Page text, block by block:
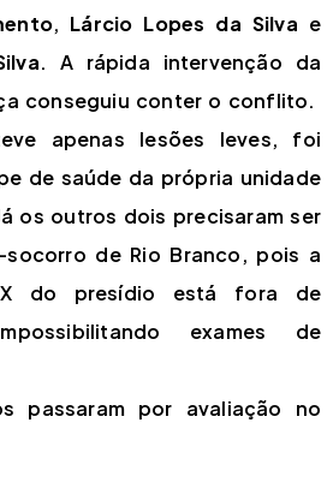
, Lárcio Lopes da Silva e
. A rápida intervenção da
conseguiu conter o conflito.
apenas lesões leves, foi
de saúde da própria unidade
os outros dois precisaram ser
de Rio Branco, pois a
X do presídio está fora de
exames de
passaram por avaliação no